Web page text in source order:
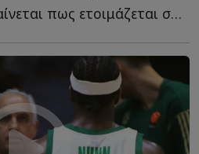
Κάτι πολύ μεγάλο φαίνεται πως ετοιμάζεται στον ΠΑΟΚ τ...